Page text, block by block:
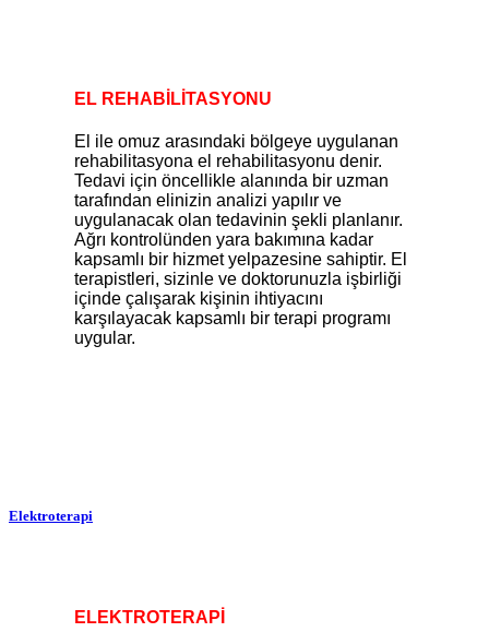
EL REHABİLİTASYONU
El ile omuz arasındaki bölgeye uygulanan
rehabilitasyona el rehabilitasyonu denir.
Tedavi için öncellikle alanında bir uzman
tarafından elinizin analizi yapılır ve
uygulanacak olan tedavinin şekli planlanır.
Ağrı kontrolünden yara bakımına kadar
kapsamlı bir hizmet yelpazesine sahiptir. El
terapistleri, sizinle ve doktorunuzla işbirliği
içinde çalışarak kişinin ihtiyacını
karşılayacak kapsamlı bir terapi programı
uygular.
Elektroterapi
ELEKTROTERAPİ